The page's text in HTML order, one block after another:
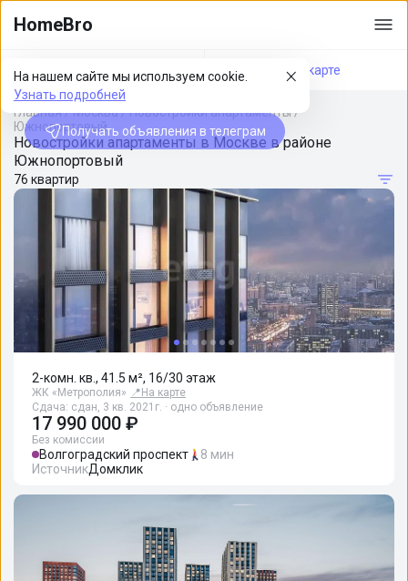
HomeBro
На нашем сайте мы используем cookie.
Узнать подробней
Получать объявления в телеграм
Фильтры На карте
Главная/Москва/Новостройки апартаменты/
Южнопортовый
Новостройки апартаменты в Москве в районе
Южнопортовый
76 квартир
2-комн. кв., 41.5 м², 16/30 этаж
ЖК «Метрополия» 📍 На карте
Сдача: сдан, 3 кв. 2021г. · одно объявление
17 990 000 ₽
Без комиссии
Волгоградский проспект
8 мин
ИсточникДомклик